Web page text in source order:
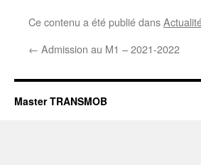
Ce contenu a été publié dans
← Admission au M1 – 2021-2022
Master TRANSMOB